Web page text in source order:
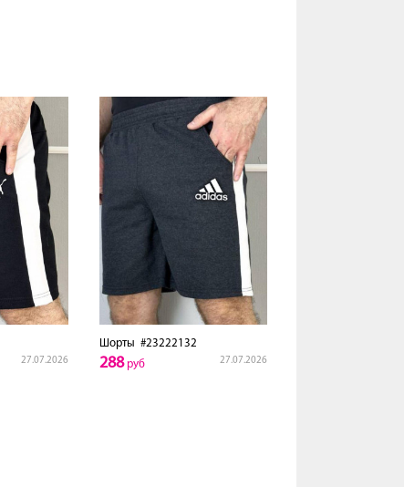
27.07.2026
Шорты #23222132
27.07.2026
288руб